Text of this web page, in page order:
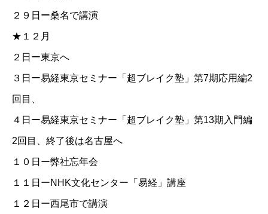
２９日ー桑名で講演
★１２月
２日ー東京へ
３日ー易経東京セミナー「超ブレイク塾」第7期応用編2
回目
４日ー易経東京セミナー「超ブレイク塾」第13期入門編
2回目 、終了後は名古屋へ
１０日ー弊社忘年会
１１日ーNHK文化センター「易経」講座
１２日ー西尾市で講演